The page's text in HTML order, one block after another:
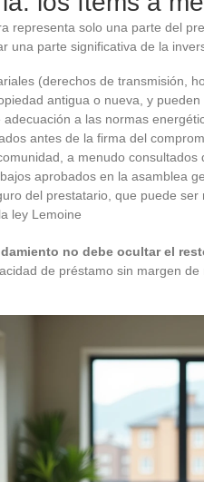
representa solo una parte del
una parte significativa de la
(derechos de transmisión,
antigua o nueva, y
adecuación a las normas
antes de la firma del
a menudo
aprobados en la asamblea
del prestatario, que puede
ley Lemoine
no debe ocultar el
de préstamo sin margen